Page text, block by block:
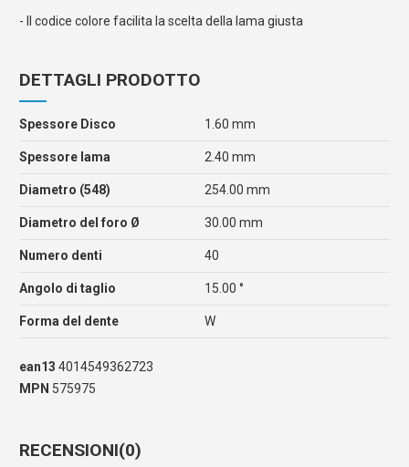
- Il codice colore facilita la scelta della lama giusta
DETTAGLI PRODOTTO
Spessore Disco 1.60 mm
Spessore lama 2.40 mm
Diametro (548) 254.00 mm
Diametro del foro Ø 30.00 mm
Numero denti 40
Angolo di taglio 15.00 °
Forma del dente W
ean13 4014549362723
MPN 575975
RECENSIONI(0)